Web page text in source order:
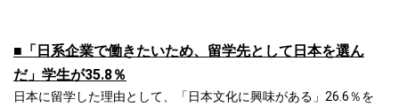
■「日系企業で働きたいため、留学先として日本を選ん
だ」学生が35.8％
日本に留学した理由として、「日本文化に興味がある」26.6％を